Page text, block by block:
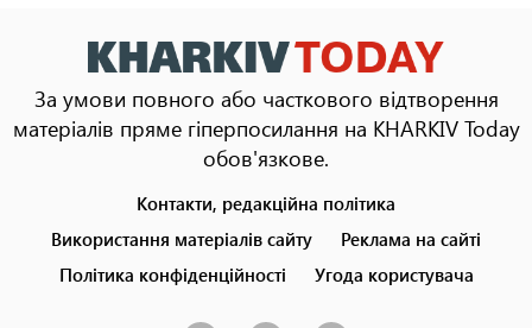
За умови повного або часткового відтворення
матеріалів пряме гіперпосилання на KHARKIV Today
обов'язкове.
menu
Контакти, редакційна політика
Використання матеріалів сайту
Реклама на сайті
Політика конфіденційності
Угода користувача